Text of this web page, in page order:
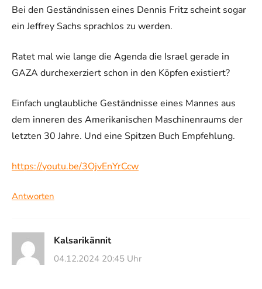
Bei den Geständnissen eines Dennis Fritz scheint sogar
ein Jeffrey Sachs sprachlos zu werden.
Ratet mal wie lange die Agenda die Israel gerade in
GAZA durchexerziert schon in den Köpfen existiert?
Einfach unglaubliche Geständnisse eines Mannes aus
dem inneren des Amerikanischen Maschinenraums der
letzten 30 Jahre. Und eine Spitzen Buch Empfehlung.
https://youtu.be/3OjvEnYrCcw
Antworten
Kalsarikännit
04.12.2024 20:45 Uhr